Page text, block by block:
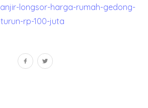
longsor-harga-rumah-gedong-
rp-100-juta